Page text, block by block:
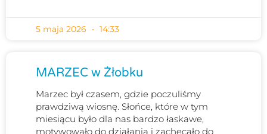
5 maja 2026 14:33
MARZEC w Żłobku
Marzec był czasem, gdzie poczuliśmy
prawdziwą wiosnę. Słońce, które w tym
miesiącu było dla nas bardzo łaskawe,
motywowało do działania i zachęcało do